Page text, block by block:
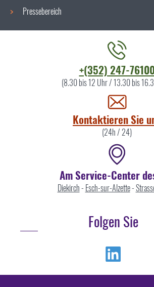
Pressebereich
+(352) 247-
(8.30 bis 12 Uhr / 13.30 bis
Kontaktieren Sie
(24h / 24)
Am Service-Center
Diekirch- Esch-sur-Alzette-
Folgen Sie